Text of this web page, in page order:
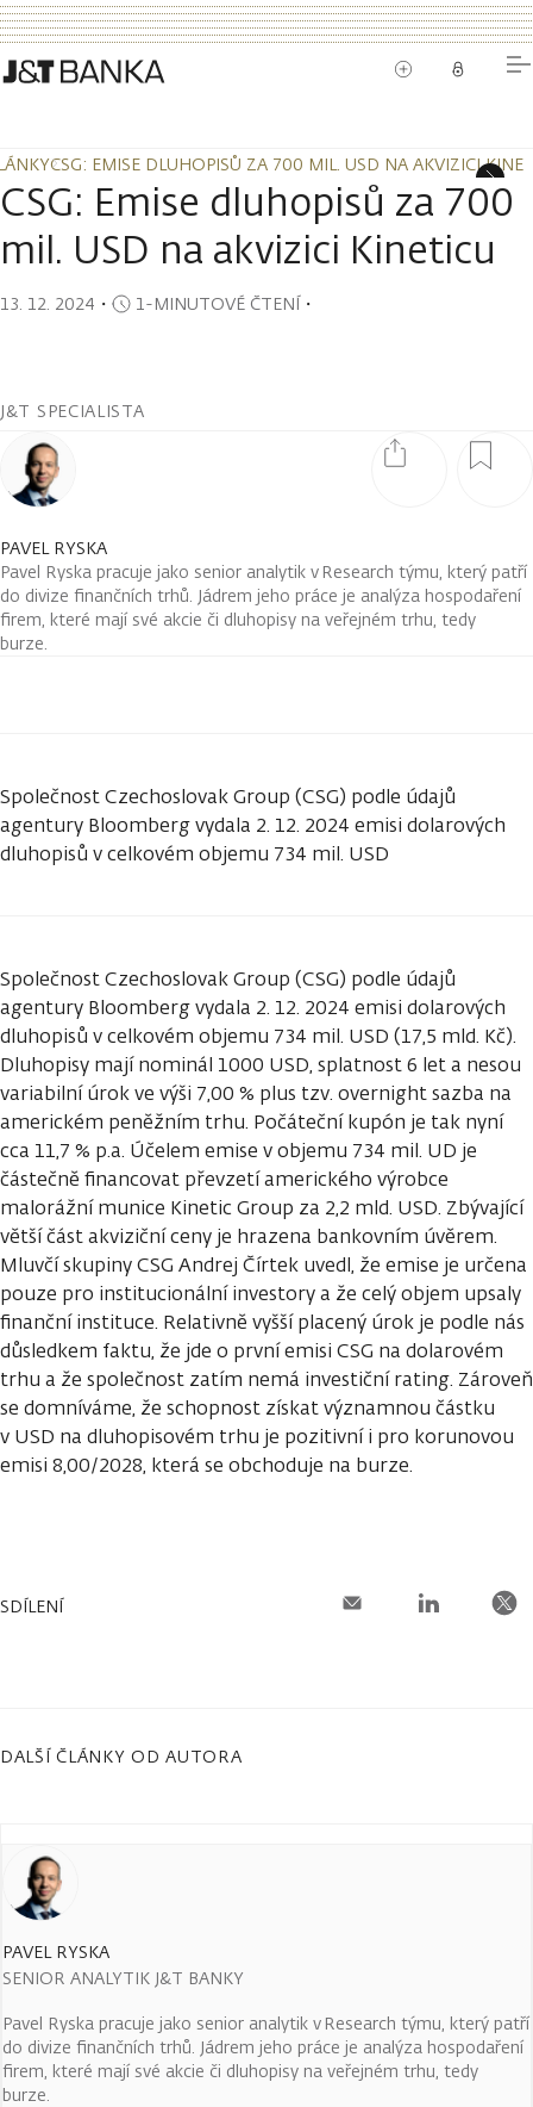
CSG: EMISE DLUHOPISŮ ZA 700 MIL. USD NA AKVIZICI
CSG: EMISE DLUHOPISŮ ZA 700 MIL. USD NA AKVIZICI
CSG: Emise dluhopisů za 700
mil. USD na akvizici Kineticu
13. 12. 2024 ・ 1-MINUTOVÉ ČTENÍ・
J&T SPECIALISTA
PAVEL RYSKA
Pavel Ryska pracuje jako senior analytik v Research týmu, který patří
do divize finančních trhů. Jádrem jeho práce je analýza hospodaření
firem, které mají své akcie či dluhopisy na veřejném trhu, tedy
burze.
Společnost Czechoslovak Group (CSG) podle údajů
agentury Bloomberg vydala 2. 12. 2024 emisi dolarových
dluhopisů v celkovém objemu 734 mil. USD
Společnost Czechoslovak Group (CSG) podle údajů
agentury Bloomberg vydala 2. 12. 2024 emisi dolarových
dluhopisů v celkovém objemu 734 mil. USD (17,5 mld. Kč).
Dluhopisy mají nominál 1000 USD, splatnost 6 let a nesou
variabilní úrok ve výši 7,00 % plus tzv. overnight sazba na
americkém peněžním trhu. Počáteční kupón je tak nyní
cca 11,7 % p.a. Účelem emise v objemu 734 mil. UD je
částečně financovat převzetí amerického výrobce
malorážní munice Kinetic Group za 2,2 mld. USD. Zbývající
větší část akviziční ceny je hrazena bankovním úvěrem.
Mluvčí skupiny CSG Andrej Čírtek uvedl, že emise je určena
pouze pro institucionální investory a že celý objem upsaly
finanční instituce. Relativně vyšší placený úrok je podle nás
důsledkem faktu, že jde o první emisi CSG na dolarovém
trhu a že společnost zatím nemá investiční rating. Zároveň
se domníváme, že schopnost získat významnou částku
v USD na dluhopisovém trhu je pozitivní i pro korunovou
emisi 8,00/2028, která se obchoduje na burze.
SDÍLENÍ
DALŠÍ ČLÁNKY OD AUTORA
PAVEL RYSKA
SENIOR ANALYTIK J&T BANKY
Pavel Ryska pracuje jako senior analytik v Research týmu, který patří
do divize finančních trhů. Jádrem jeho práce je analýza hospodaření
firem, které mají své akcie či dluhopisy na veřejném trhu, tedy
burze.